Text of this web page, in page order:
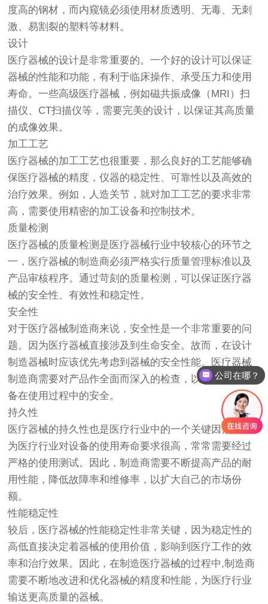
度高的钢材，而内窥镜必须使用材质透明、无毒、无刺
激、易割裂的塑料等材料。
设计
医疗器械的设计是非常重要的。一个好的设计可以保证
器械的性能和功能，有利于临床操作、承受压力和使用
寿命。一些高级医疗器械，例如磁共振成像（MRI）扫
描仪、CT扫描仪等，需要完美的设计，以保证其高质量
的成像效果。
加工工艺
医疗器械的加工工艺也很重要，那么良好的工艺能够确
保医疗器械的精度，仪器的稳定性、可靠性以及高效的
治疗效果。例如，人造关节，就对加工工艺的要求非常
高，需要使用精密的加工设备和控制技术。
质量检测
医疗器械的质量检测是医疗器械行业中较核心的环节之
一，医疗器械的制造商必须严格实行质量管理标准以及
产品审核程序。通过苛刻的质量检测，可以保证医疗器
械的安全性、有效性和稳定性。
安全性
对于医疗器械制造商来说，安全性是一个非常重要的问
题。因为医疗器械直接涉及到生命安全。故而，在设计
制造器械时应该优先考虑到器械的安全性能。医疗器械
制造商需要对产品作全面而深入的检查，以充分保证设
备在使用过程中的安全。
持久性
医疗器械的持久性也是医疗行业中的一个关键因素。因
为医疗行业对设备的使用寿命要求很高，常常需要经过
严格的使用测试。因此，制造商需要不断提高产品的耐
用性能，降低故障率和维修率，以扩大自己的市场份
额。
性能稳定性
较后，医疗器械的性能稳定性非常关键，因为稳定性的
高低直接决定着器械的使用价值，影响到医疗工作的效
率和治疗效果。因此，在制造医疗器械的过程中,制造商
需要不断地改进和优化器械的精度和性能，为医疗行业
输送更高质量的器械。
公司在哪？